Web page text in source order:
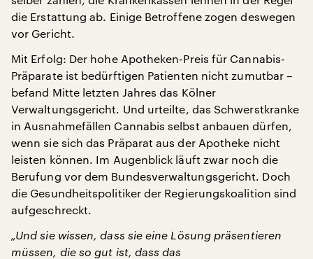
die Erstattung ab. Einige Betroffene zogen deswegen
vor Gericht.
Mit Erfolg: Der hohe Apotheken-Preis für Cannabis-
Präparate ist bedürftigen Patienten nicht zumutbar –
befand Mitte letzten Jahres das Kölner
Verwaltungsgericht. Und urteilte, das Schwerstkranke
in Ausnahmefällen Cannabis selbst anbauen dürfen,
wenn sie sich das Präparat aus der Apotheke nicht
leisten können. Im Augenblick läuft zwar noch die
Berufung vor dem Bundesverwaltungsgericht. Doch
die Gesundheitspolitiker der Regierungskoalition sind
aufgeschreckt.
„Und sie wissen, dass sie eine Lösung präsentieren
müssen, die so gut ist, dass das